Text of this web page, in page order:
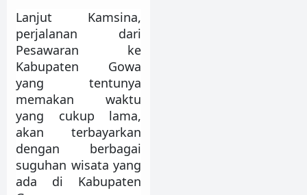
Lanjut Kamsina,
perjalanan dari
Pesawaran ke
Kabupaten Gowa
yang tentunya
memakan waktu
yang cukup lama,
akan terbayarkan
dengan berbagai
suguhan wisata yang
ada di Kabupaten